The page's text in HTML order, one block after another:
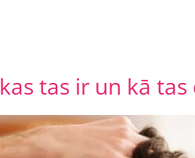
tas ir un kā